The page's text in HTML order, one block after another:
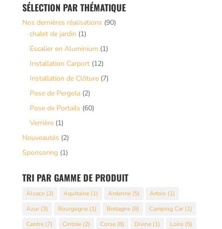
SÉLECTION PAR THÉMATIQUE
Nos dernières réalisations (90)
chalet de jardin (1)
Escalier en Aluminium (1)
Installation Carport(12)
Installation de Clôture(7)
Pose de Pergola(2)
Pose de Portails (60)
Verrière(1)
Nouveautés (2)
Sponsoring(1)
TRI PAR GAMME DE PRODUIT
Alsace(2) Aquitaine(1) Ardenne(5) Artois(1)
Azur(3) Bourgogne(1) Bretagne(8) Camping Car(1)
Centre(7) Cintrée(2) Corse(8) Divine(1) Loire(5)